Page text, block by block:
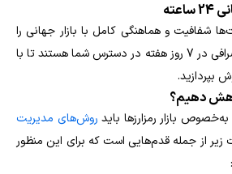
شفافیت و هماهنگی کامل با بازار جهانی را
دارد. تیم پشتیبانی این صرافی در 7 روز هفته در دسترس شما هستند تا با
بپردازید.
دهیم؟
بازار رمزارزها باید روش‌های مدیریت
زیر از جمله قدم‌هایی است که برای این منظور